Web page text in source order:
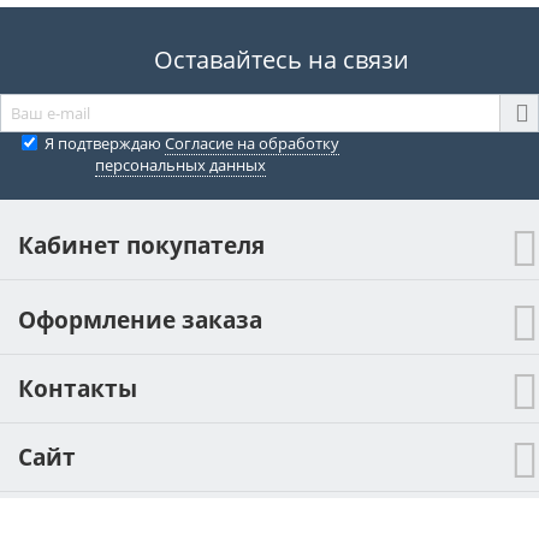
Оставайтесь на связи
Я подтверждаю Согласие на обработку
персональных данных
Кабинет покупателя
Оформление заказа
Контакты
Сайт